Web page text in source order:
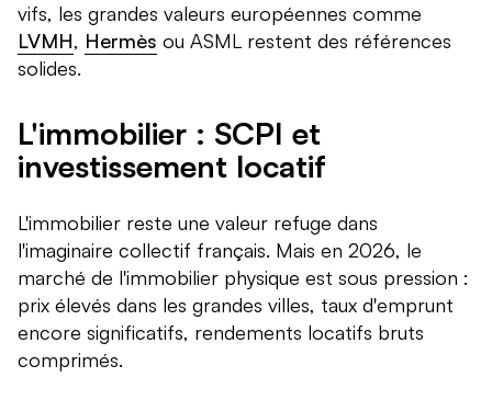
vifs, les grandes valeurs européennes comme
LVMH, Hermès ou ASML restent des références
solides.
L'immobilier : SCPI et
investissement locatif
L'immobilier reste une valeur refuge dans
l'imaginaire collectif français. Mais en 2026, le
marché de l'immobilier physique est sous pression :
prix élevés dans les grandes villes, taux d'emprunt
encore significatifs, rendements locatifs bruts
comprimés.